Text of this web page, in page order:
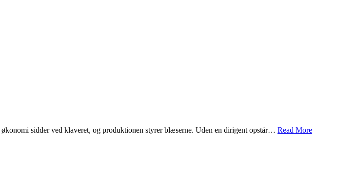
sidder ved klaveret, og produktionen styrer blæserne. Uden en dirigent opstår… Read More